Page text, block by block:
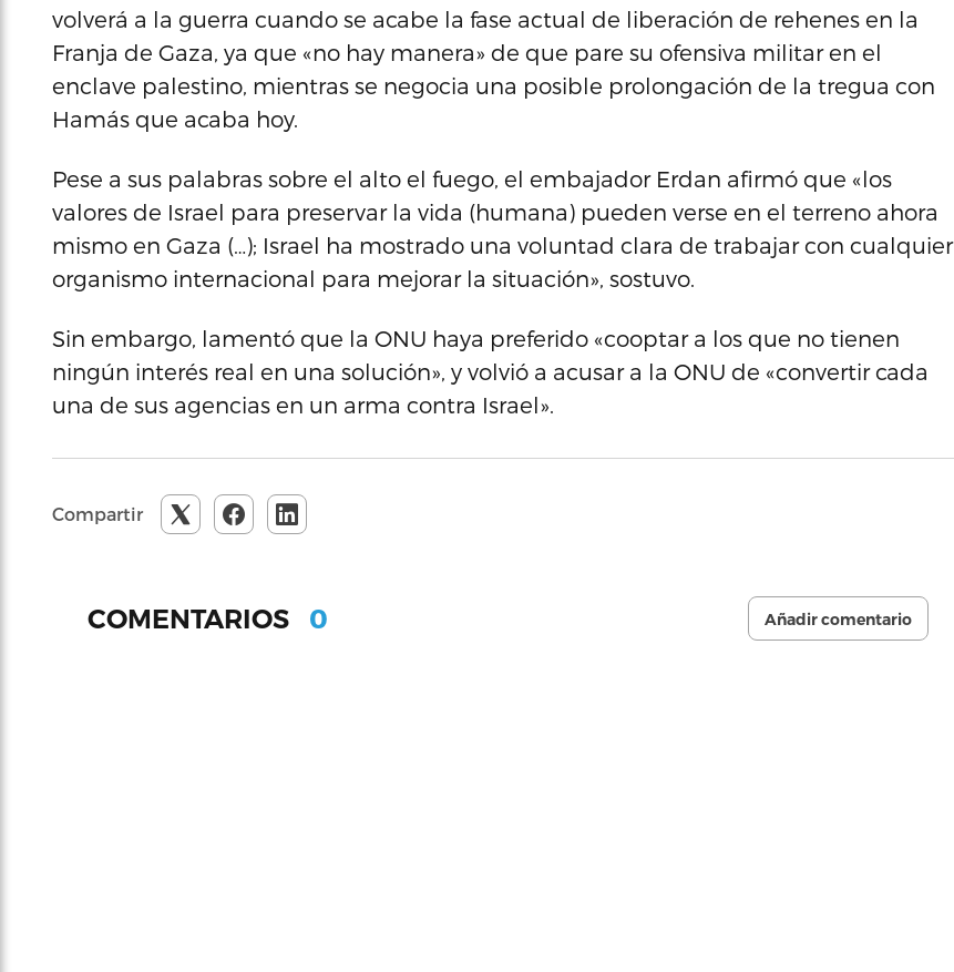
volverá a la guerra cuando se acabe la fase actual de liberación de rehenes en la
Franja de Gaza, ya que «no hay manera» de que pare su ofensiva militar en el
enclave palestino, mientras se negocia una posible prolongación de la tregua con
Hamás que acaba hoy.
Pese a sus palabras sobre el alto el fuego, el embajador Erdan afirmó que «los
valores de Israel para preservar la vida (humana) pueden verse en el terreno ahora
mismo en Gaza (…); Israel ha mostrado una voluntad clara de trabajar con cualquier
organismo internacional para mejorar la situación», sostuvo.
Sin embargo, lamentó que la ONU haya preferido «cooptar a los que no tienen
ningún interés real en una solución», y volvió a acusar a la ONU de «convertir cada
una de sus agencias en un arma contra Israel».
Compartir
COMENTARIOS 0 Añadir comentario